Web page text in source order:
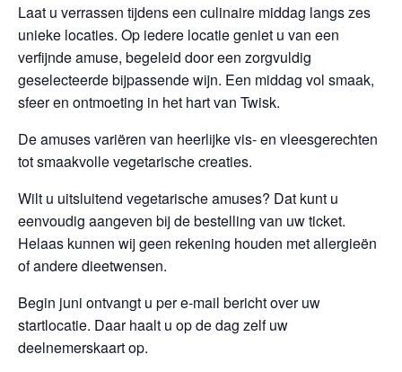
Laat u verrassen tijdens een culinaire middag langs zes
unieke locaties. Op iedere locatie geniet u van een
verfijnde amuse, begeleid door een zorgvuldig
geselecteerde bijpassende wijn. Een middag vol smaak,
sfeer en ontmoeting in het hart van Twisk.
De amuses variëren van heerlijke vis- en vleesgerechten
tot smaakvolle vegetarische creaties.
Wilt u uitsluitend vegetarische amuses? Dat kunt u
eenvoudig aangeven bij de bestelling van uw ticket.
Helaas kunnen wij geen rekening houden met allergieën
of andere dieetwensen.
Begin juni ontvangt u per e-mail bericht over uw
startlocatie. Daar haalt u op de dag zelf uw
deelnemerskaart op.